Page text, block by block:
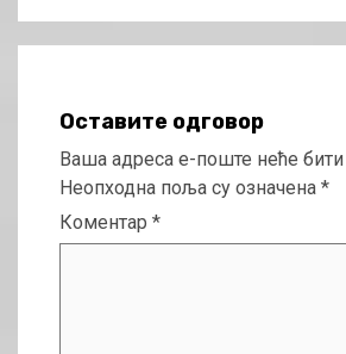
Оставите одговор
Ваша адреса е-поште неће бити
Неопходна поља су означена *
Коментар *